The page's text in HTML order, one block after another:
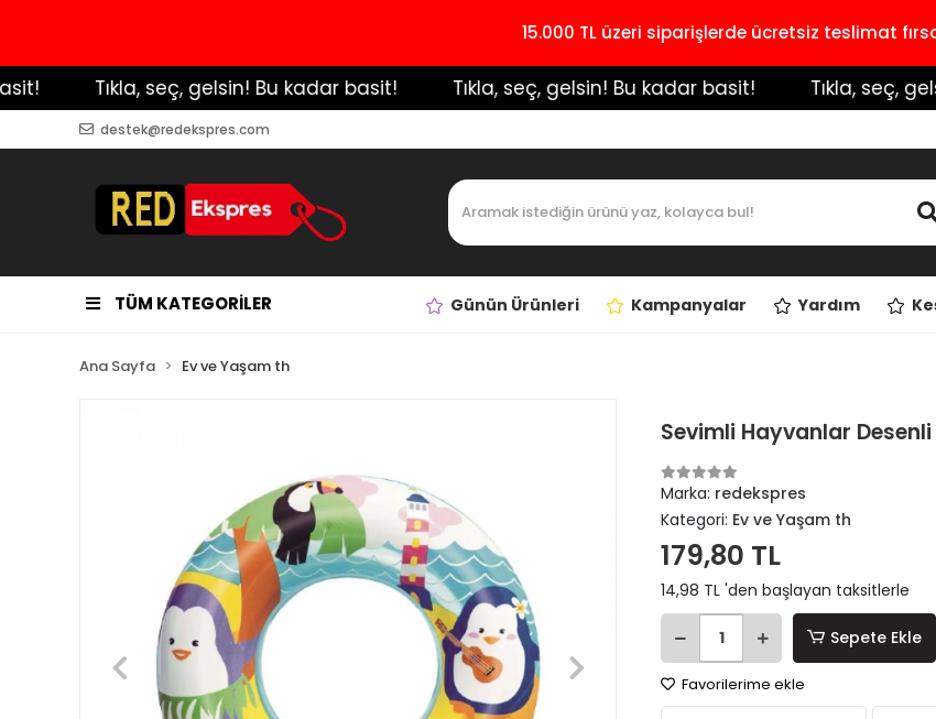
15.000 TL üzeri siparişlerde ücretsiz teslimat
️ Tıkla, seç, gelsin! Bu kadar basit! ️ Tıkla, seç, gelsin! Bu kadar basit! Tıkla, seç,
destek@redekspres.com
TÜM KATEGORİLER Günün Ürünleri Kampanyalar Yardım
Ana Sayfa Ev ve Yaşam th
Sevimli Hayvanlar
Marka: redekspres
Kategori: Ev ve Yaşam th
179,80 TL
14,98 TL 'den başlayan taksitlerle
Sepete Ekle
Favorilerime ekle